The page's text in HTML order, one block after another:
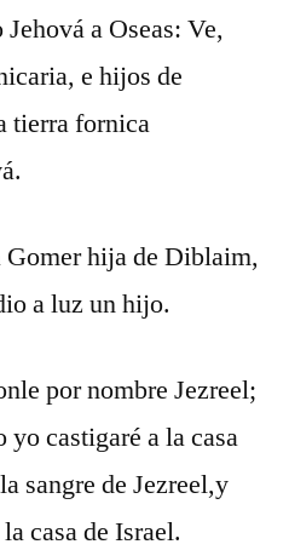
a Oseas: Ve,
e hijos de
tierra fornica
Gomer hija de Diblaim,
a luz un hijo.
por nombre Jezreel;
yo castigaré a la casa
sangre de Jezreel,y
casa de Israel.